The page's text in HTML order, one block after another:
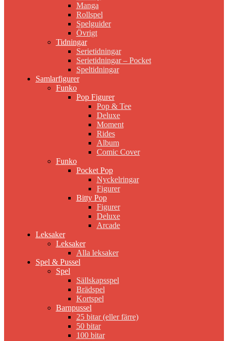
Manga
Rollspel
Spelguider
Övrigt
Tidningar
Serietidningar
Serietidningar – Pocket
Speltidningar
Samlarfigurer
Funko
Pop Figurer
Pop & Tee
Deluxe
Moment
Rides
Album
Comic Cover
Funko
Pocket Pop
Nyckelringar
Figurer
Bitty Pop
Figurer
Deluxe
Arcade
Leksaker
Leksaker
Alla leksaker
Spel & Pussel
Spel
Sällskapsspel
Brädspel
Kortspel
Barnpussel
25 bitar (eller färre)
50 bitar
100 bitar